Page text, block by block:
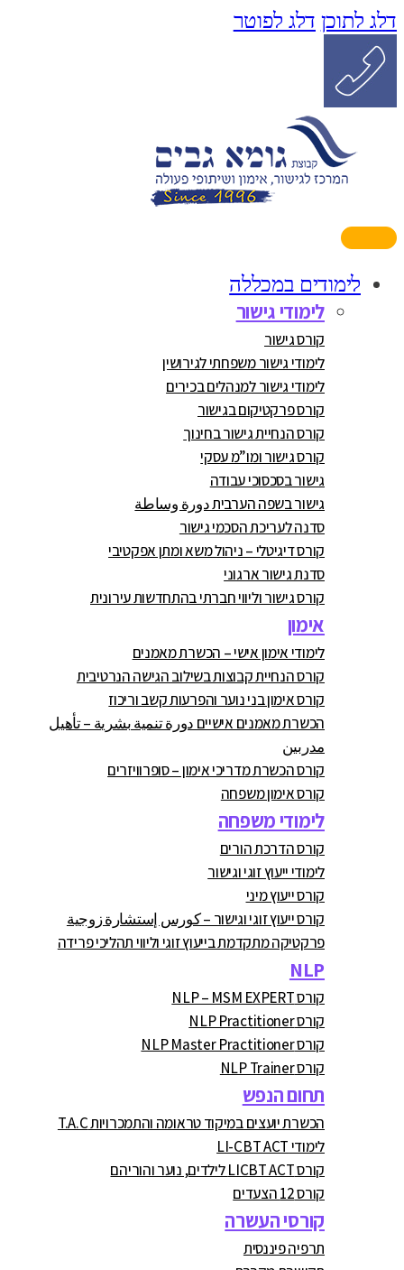
דלג לתוכן דלג לפוטר
לימודים במכללה
לימודי גישור
קורס גישור
לימודי גישור משפחתי לגירושין
לימודי גישור למנהלים בכירים
קורס פרקטיקום בגישור
קורס הנחיית גישור בחינוך
קורס גישור ומו”מ עסקי
גישור בסכסוכי עבודה
גישור בשפה הערבית دورة وساطة
סדנה לעריכת הסכמי גישור
קורס דיגיטלי – ניהול משא ומתן אפקטיבי
סדנת גישור ארגוני
קורס גישור וליווי חברתי בהתחדשות עירונית
אימון
לימודי אימון אישי – הכשרת מאמנים
קורס הנחיית קבוצות בשילוב הגישה הנרטיבית
קורס אימון בני נוער והפרעות קשב וריכוז
הכשרת מאמנים אישיים دورة تنمية بشرية – تأهيل
مدربين
קורס הכשרת מדריכי אימון – סופרוויזרים
קורס אימון משפחה
לימודי משפחה
קורס הדרכת הורים
לימודי ייעוץ זוגי וגישור
קורס ייעוץ מיני
קורס ייעוץ זוגי וגישור – كورس إستشارة زوجية
פרקטיקה מתקדמת בייעוץ זוגי וליווי תהליכי פרידה
NLP
קורס NLP – MSM EXPERT
קורס NLP Practitioner
קורס NLP Master Practitioner
קורס NLP Trainer
תחום הנפש
הכשרת יועצים במיקוד טראומה והתמכרויות T.A.C
לימודי LI-CBT ACT
קורס LICBT ACT לילדים, נוער והוריהם
קורס 12 הצעדים
קורסי העשרה
תרפיה פיננסית